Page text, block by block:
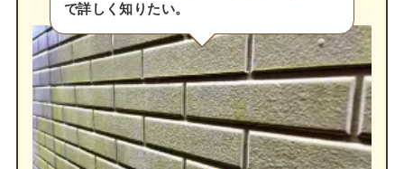
で詳しく知りたい。